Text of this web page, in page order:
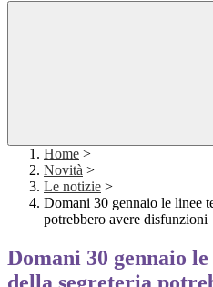
Home >
Novità >
Le notizie >
Domani 30 gennaio le linee
potrebbero avere disfunzioni
Domani 30 gennaio